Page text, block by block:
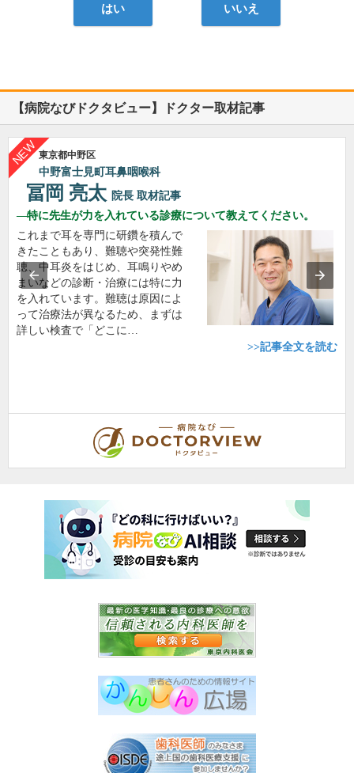
はい いいえ
【病院なびドクタビュー】ドクター取材記事
東京都中野区
中野富士見町耳鼻咽喉科
冨岡 亮太 院長 取材記事
特に先生が力を入れている診療について教えてください。
これまで耳を専門に研鑽を積んで
きたこともあり、難聴や突発性難
聴、中耳炎をはじめ、耳鳴りやめ
まいなどの診断・治療には特に力
を入れています。難聴は原因によ
って治療法が異なるため、まずは
詳しい検査で「どこに…
>>記事全文を読む